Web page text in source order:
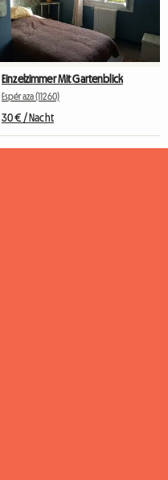
Einzelzimmer Mit Gartenblick
Espéraza (11260)
30 € / Nacht